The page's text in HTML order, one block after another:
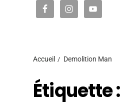
Accueil Demolition Man
Étiquette :